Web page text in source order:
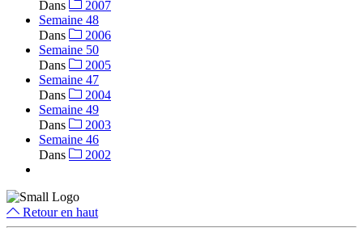
Dans
2007
Semaine 48
Dans
2006
Semaine 50
Dans
2005
Semaine 47
Dans
2004
Semaine 49
Dans
2003
Semaine 46
Dans
2002
Retour en haut